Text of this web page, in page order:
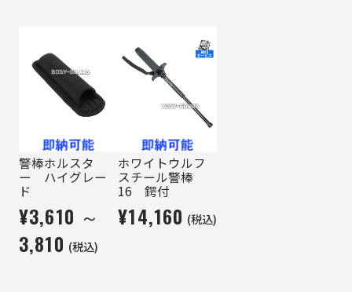
警棒ホルスタ
ー ハイグレー
ド
¥3,610 ～
3,810 (税込)
ホワイトウルフ
スチール警棒
16 鍔付
¥14,160 (税込)